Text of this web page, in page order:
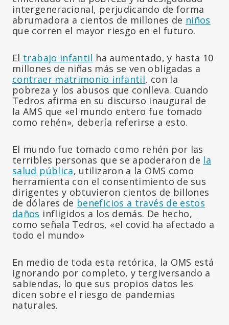
intergeneracional, perjudicando de forma
abrumadora a cientos de millones de niños
que corren el mayor riesgo en el futuro.
El trabajo infantil ha aumentado, y hasta 10
millones de niñas más se ven obligadas a
contraer matrimonio infantil, con la
pobreza y los abusos que conlleva. Cuando
Tedros afirma en su discurso inaugural de
la AMS que «el mundo entero fue tomado
como rehén», debería referirse a esto.
El mundo fue tomado como rehén por las
terribles personas que se apoderaron de la
salud pública, utilizaron a la OMS como
herramienta con el consentimiento de sus
dirigentes y obtuvieron cientos de billones
de dólares de beneficios a través de estos
daños infligidos a los demás. De hecho,
como señala Tedros, «el covid ha afectado a
todo el mundo»
En medio de toda esta retórica, la OMS está
ignorando por completo, y tergiversando a
sabiendas, lo que sus propios datos les
dicen sobre el riesgo de pandemias
naturales.